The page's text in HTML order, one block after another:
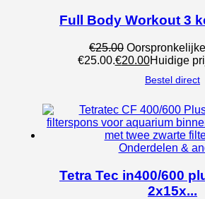
Full Body Workout 3
€25.00
€25.00.€20.00Huidige
Bestel direct
Onderdelen &
Tetra Tec in400/600
2x15x...